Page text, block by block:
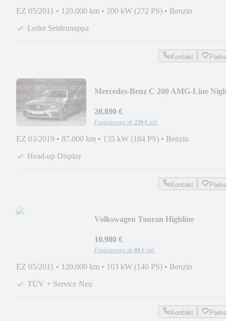
EZ 05/2011 • 120.000 km • 200 kW (272 PS) • Benzin
Leder Seidennappa
Kontakt
Mercedes-Benz C 200 AMG-Line
28.890 €
Finanzierung ab 220 € mtl.
EZ 03/2019 • 87.000 km • 135 kW (184 PS) • Benzin
Head-up Display
Kontakt
Volkswagen Touran Highline
10.980 €
Finanzierung ab 84 € mtl.
EZ 05/2011 • 120.000 km • 103 kW (140 PS) • Benzin
TÜV + Service Neu
Kontakt